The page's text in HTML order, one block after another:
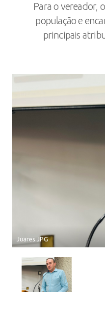
Para o vereador,
população e
principais
Juares.JPG